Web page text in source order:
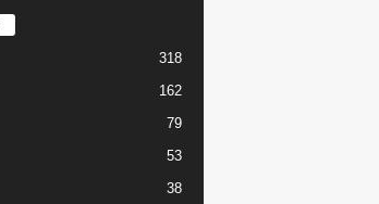
318
162
79
53
38